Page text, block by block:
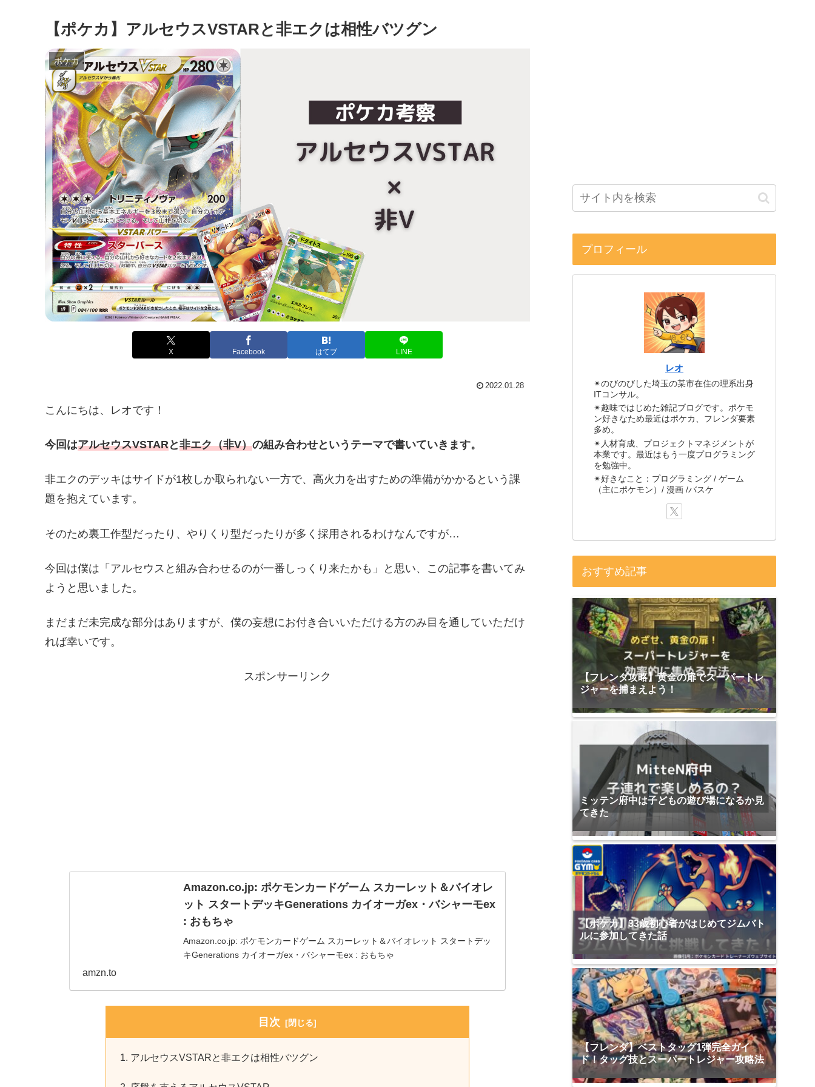
【ポケカ】アルセウスVSTARと非エクは相性バツグン
ポケカ
X Facebook はてブ LINE
2022.01.28
こんにちは、レオです！
今回はアルセウスVSTARと非エク（非V）の組み合わせというテーマで書いていきます。
非エクのデッキはサイドが1枚しか取られない一方で、高火力を出すための準備がかかるという課
題を抱えています。
そのため裏工作型だったり、やりくり型だったりが多く採用されるわけなんですが…
今回は僕は「アルセウスと組み合わせるのが一番しっくり来たかも」と思い、この記事を書いてみ
ようと思いました。
まだまだ未完成な部分はありますが、僕の妄想にお付き合いいただける方のみ目を通していただけ
れば幸いです。
スポンサーリンク
Amazon.co.jp: ポケモンカードゲーム スカーレット＆バイオレ
ット スタートデッキGenerations カイオーガex・バシャーモex
: おもちゃ
Amazon.co.jp: ポケモンカードゲーム スカーレット＆バイオレット スタートデッ
キGenerations カイオーガex・バシャーモex : おもちゃ
amzn.to
目次
アルセウスVSTARと非エクは相性バツグン
プロフィール
レオ
✴のびのびした埼玉の某市在住の理系出身
ITコンサル。
✴趣味ではじめた雑記ブログです。ポケモ
ン好きなため最近はポケカ、フレンダ要素
多め。
✴人材育成、プロジェクトマネジメントが
本業です。最近はもう一度プログラミング
を勉強中。
✴好きなこと：プログラミング / ゲーム
（主にポケモン）/ 漫画 /バスケ
おすすめ記事
【フレンダ攻略】黄金の扉でスーパートレ
ジャーを捕まえよう！
ミッテン府中は子どもの遊び場になるか見
てきた
【ポケカ】33歳初心者がはじめてジムバト
ルに参加してきた話
【フレンダ】ベストタッグ1弾完全ガイ
ド！タッグ技とスーパートレジャー攻略法